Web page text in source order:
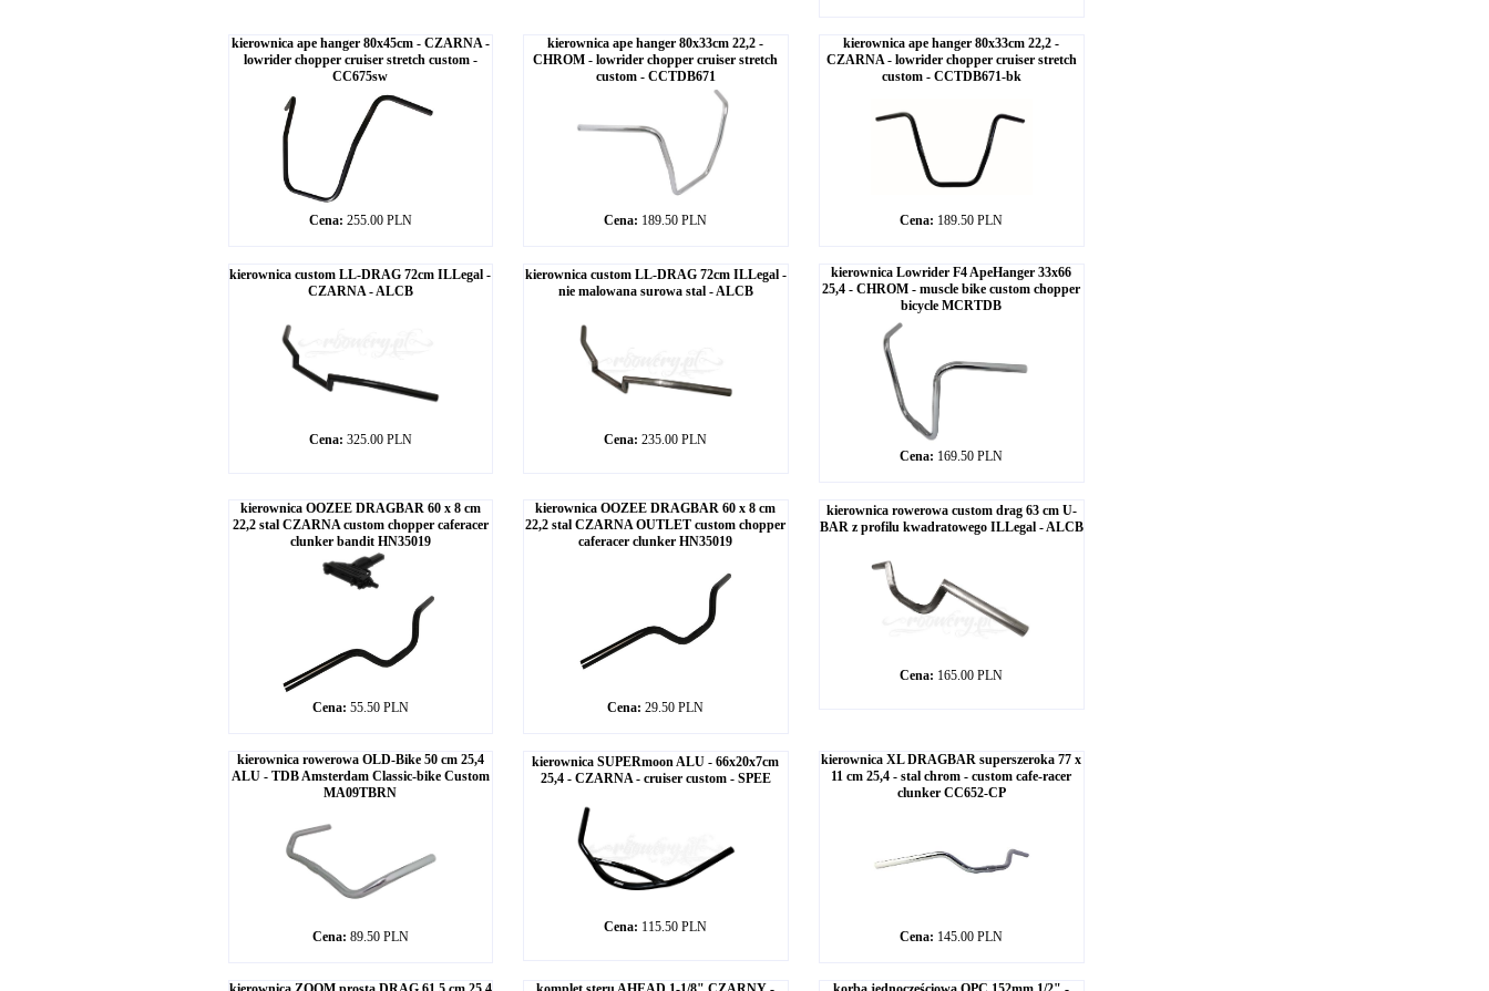
kierownica ape hanger 80x45cm - CZARNA -
lowrider chopper cruiser stretch custom -
CC675sw
Cena: 255.00 PLN
kierownica ape hanger 80x33cm 22,2 -
CHROM - lowrider chopper cruiser stretch
custom - CCTDB671
Cena: 189.50 PLN
kierownica ape hanger 80x33cm 22,2 -
CZARNA - lowrider chopper cruiser stretch
custom - CCTDB671-bk
Cena: 189.50 PLN
kierownica custom LL-DRAG 72cm ILLegal -
CZARNA - ALCB
Cena: 325.00 PLN
kierownica custom LL-DRAG 72cm ILLegal -
nie malowana surowa stal - ALCB
Cena: 235.00 PLN
kierownica Lowrider F4 ApeHanger 33x66
25,4 - CHROM - muscle bike custom chopper
bicycle MCRTDB
Cena: 169.50 PLN
kierownica OOZEE DRAGBAR 60 x 8 cm
22,2 stal CZARNA custom chopper caferacer
clunker bandit HN35019
Cena: 55.50 PLN
kierownica OOZEE DRAGBAR 60 x 8 cm
22,2 stal CZARNA OUTLET custom chopper
caferacer clunker HN35019
Cena: 29.50 PLN
kierownica rowerowa custom drag 63 cm U-
BAR z profilu kwadratowego ILLegal - ALCB
Cena: 165.00 PLN
kierownica rowerowa OLD-Bike 50 cm 25,4
ALU - TDB Amsterdam Classic-bike Custom
MA09TBRN
Cena: 89.50 PLN
kierownica SUPERmoon ALU - 66x20x7cm
25,4 - CZARNA - cruiser custom - SPEE
Cena: 115.50 PLN
kierownica XL DRAGBAR superszeroka 77 x
11 cm 25,4 - stal chrom - custom cafe-racer
clunker CC652-CP
Cena: 145.00 PLN